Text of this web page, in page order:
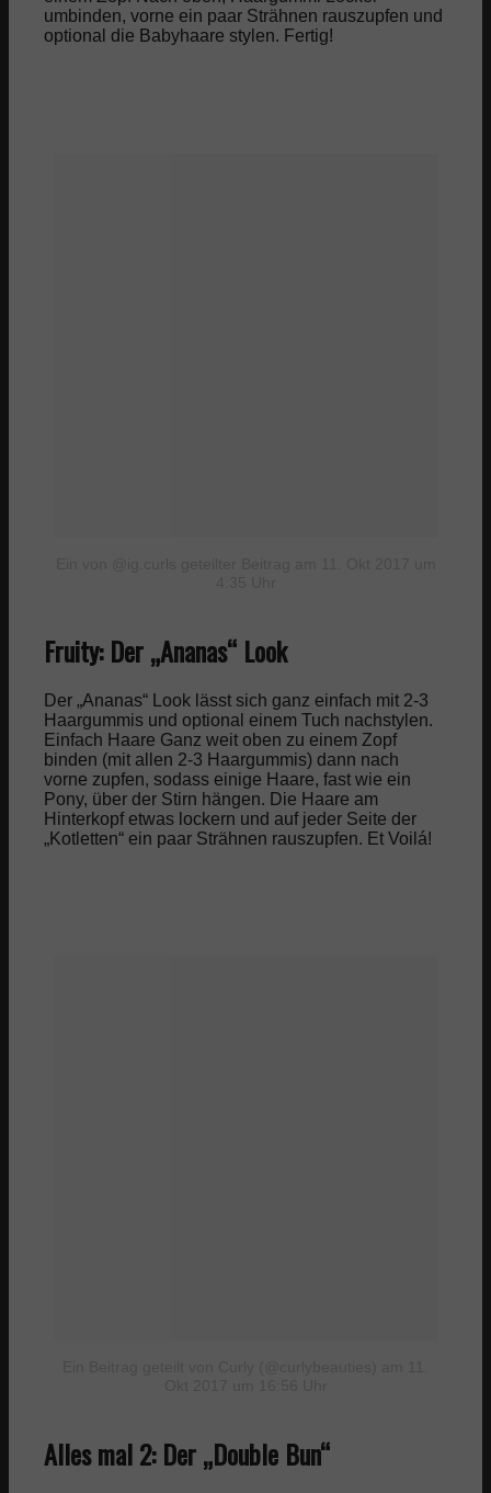
umbinden, vorne ein paar Strähnen rauszupfen und
optional die Babyhaare stylen. Fertig!
Fruity: Der „Ananas“ Look
Der „Ananas“ Look lässt sich ganz einfach mit 2-3
Haargummis und optional einem Tuch nachstylen.
Einfach Haare Ganz weit oben zu einem Zopf
binden (mit allen 2-3 Haargummis) dann nach
vorne zupfen, sodass einige Haare, fast wie ein
Pony, über der Stirn hängen. Die Haare am
Hinterkopf etwas lockern und auf jeder Seite der
„Kotletten“ ein paar Strähnen rauszupfen. Et Voilá!
Alles mal 2: Der „Double Bun“